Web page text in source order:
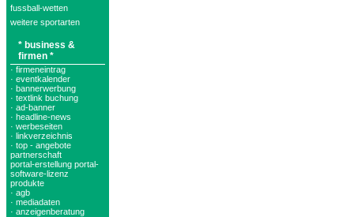
fussball-wetten
weitere sportarten
* business &
firmen *
· firmeneintrag
· eventkalender
· bannerwerbung
· textlink buchung
· ad-banner
· headline-news
· werbeseiten
· linkverzeichnis
· top - angebote
partnerschaft
portal-erstellung portal-
software-lizenz
produkte
· agb
· mediadaten
· anzeigenberatung